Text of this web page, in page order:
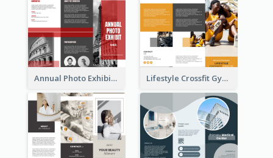
Annual Photo Exhibition Brochure Lifestyle Crossfit Gym Brochure